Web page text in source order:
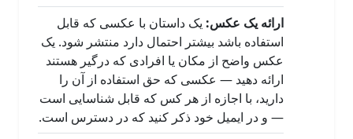
ارائه یک عکس: یک داستان با عکسی که قابل
استفاده باشد بیشتر احتمال دارد منتشر شود. یک
عکس واضح از مکان یا افرادی که درگیر هستند
ارائه دهید — عکسی که حق استفاده از آن را
دارید، با اجازه از هر کس که قابل شناسایی است
— و در ایمیل خود ذکر کنید که در دسترس است.